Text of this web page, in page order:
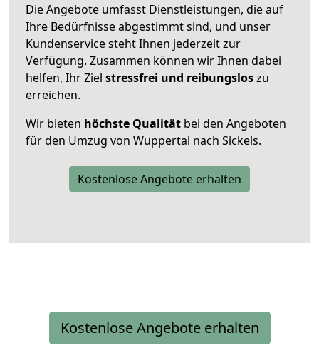
Die Angebote umfasst Dienstleistungen, die auf
Ihre Bedürfnisse abgestimmt sind, und unser
Kundenservice steht Ihnen jederzeit zur
Verfügung. Zusammen können wir Ihnen dabei
helfen, Ihr Ziel stressfrei und reibungsloszu
erreichen.
Wir bieten höchste Qualität bei den Angeboten
für den Umzug von Wuppertal nach Sickels.
Kostenlose Angebote erhalten
Kostenlose Angebote erhalten